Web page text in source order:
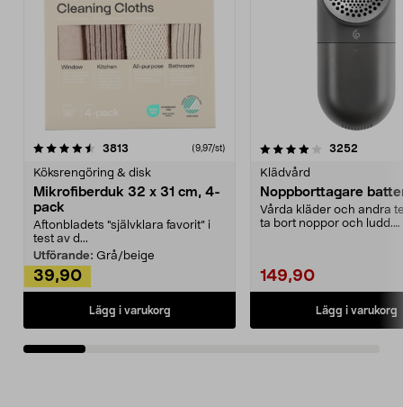
3813 (9,97/st)
Köksrengöring & disk
Mikrofiberduk 32 x 31 cm, 4-
pack
Aftonbladets "självklara favorit” i
test av d...
Utförande: Grå/beige
39,90
Lägg i varukorg
4.0av 5 stjärnor 3252
Klädvård
Noppborttagare
Vårda kläder och andra
ta bort noppor och ludd.
149,90
Lägg i varukorg
4.5av 5 stjärnor